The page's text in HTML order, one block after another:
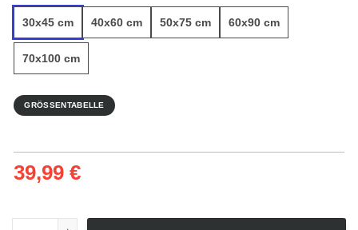
30x45 cm 40x60 cm 50x75 cm 60x90 cm
70x100 cm
GRÖSSENTABELLE
39,99 €
Übergang - Leinwandbild Menge